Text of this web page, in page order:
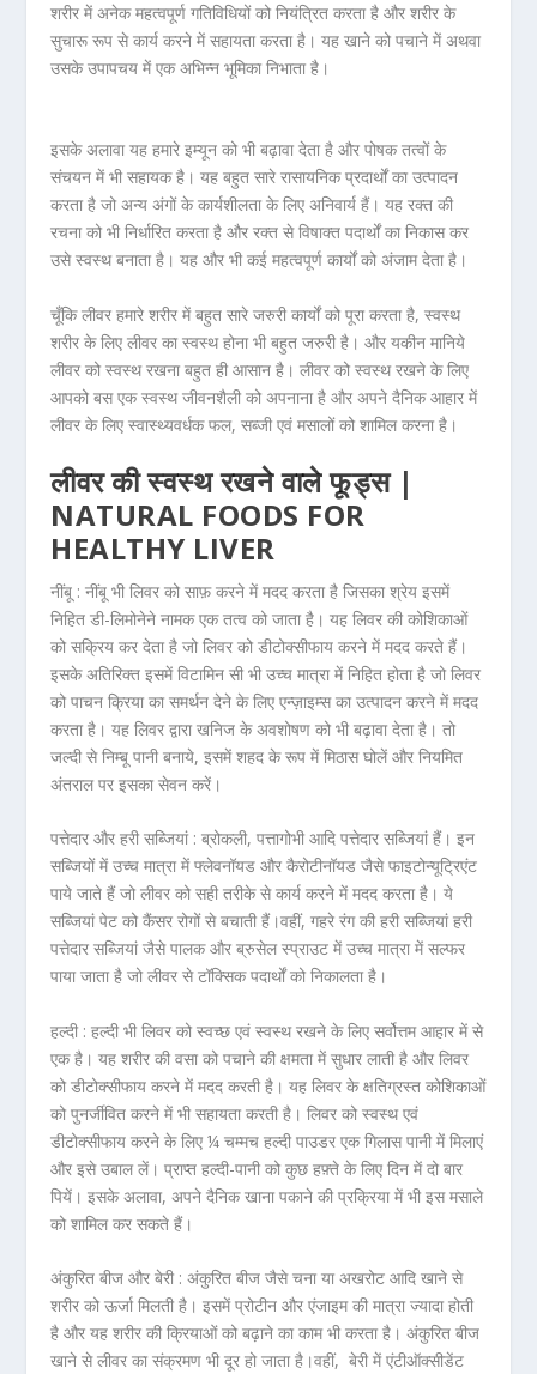
शरीर में अनेक महत्वपूर्ण गतिविधियों को नियंत्रित करता है और शरीर के
सुचारू रूप से कार्य करने में सहायता करता है। यह खाने को पचाने में अथवा
उसके उपापचय में एक अभिन्न भूमिका निभाता है।
इसके अलावा यह हमारे इम्यून को भी बढ़ावा देता है और पोषक तत्वों के
संचयन में भी सहायक है। यह बहुत सारे रासायनिक प्रदार्थों का उत्पादन
करता है जो अन्य अंगों के कार्यशीलता के लिए अनिवार्य हैं। यह रक्त की
रचना को भी निर्धारित करता है और रक्त से विषाक्त पदार्थों का निकास कर
उसे स्वस्थ बनाता है। यह और भी कई महत्वपूर्ण कार्यों को अंजाम देता है।
चूँकि लीवर हमारे शरीर में बहुत सारे जरुरी कार्यों को पूरा करता है, स्वस्थ
शरीर के लिए लीवर का स्वस्थ होना भी बहुत जरुरी है। और यकीन मानिये
लीवर को स्वस्थ रखना बहुत ही आसान है। लीवर को स्वस्थ रखने के लिए
आपको बस एक स्वस्थ जीवनशैली को अपनाना है और अपने दैनिक आहार में
लीवर के लिए स्वास्थ्यवर्धक फल, सब्जी एवं मसालों को शामिल करना है।
लीवर की स्वस्थ रखने वाले फूड्स |
NATURAL FOODS FOR
HEALTHY LIVER
नींबू :नींबू भी लिवर को साफ़ करने में मदद करता है जिसका श्रेय इसमें
निहित डी-लिमोनेने नामक एक तत्व को जाता है। यह लिवर की कोशिकाओं
को सक्रिय कर देता है जो लिवर को डीटोक्सीफाय करने में मदद करते हैं।
इसके अतिरिक्त इसमें विटामिन सी भी उच्च मात्रा में निहित होता है जो लिवर
को पाचन क्रिया का समर्थन देने के लिए एन्ज़ाइम्स का उत्पादन करने में मदद
करता है। यह लिवर द्वारा खनिज के अवशोषण को भी बढ़ावा देता है। तो
जल्दी से निम्बू पानी बनाये, इसमें शहद के रूप में मिठास घोलें और नियमित
अंतराल पर इसका सेवन करें।
पत्तेदार और हरी सब्जियां :ब्रोकली, पत्तागोभी आदि पत्तेदार सब्जियां हैं। इन
सब्जियों में उच्च मात्रा में फ्लेवनॉयड और कैरोटीनॉयड जैसे फाइटोन्यूट्रिएंट
पाये जाते हैं जो लीवर को सही तरीके से कार्य करने में मदद करता है। ये
सब्जियां पेट को कैंसर रोगों से बचाती हैं।वहीं, गहरे रंग की हरी सब्जियां हरी
पत्तेदार सब्जियां जैसे पालक और ब्रुसेल स्प्राउट में उच्च मात्रा में सल्फर
पाया जाता है जो लीवर से टॉक्सिक पदार्थों को निकालता है।
हल्दी :हल्दी भी लिवर को स्वच्छ एवं स्वस्थ रखने के लिए सर्वोत्तम आहार में से
एक है। यह शरीर की वसा को पचाने की क्षमता में सुधार लाती है और लिवर
को डीटोक्सीफाय करने में मदद करती है। यह लिवर के क्षतिग्रस्त कोशिकाओं
को पुनर्जीवित करने में भी सहायता करती है। लिवर को स्वस्थ एवं
डीटोक्सीफाय करने के लिए ¼ चम्मच हल्दी पाउडर एक गिलास पानी में मिलाएं
और इसे उबाल लें। प्राप्त हल्दी-पानी को कुछ हफ़्ते के लिए दिन में दो बार
पियें। इसके अलावा, अपने दैनिक खाना पकाने की प्रक्रिया में भी इस मसाले
को शामिल कर सकते हैं।
अंकुरित बीज और बेरी :अंकुरित बीज जैसे चना या अखरोट आदि खाने से
शरीर को ऊर्जा मिलती है। इसमें प्रोटीन और एंजाइम की मात्रा ज्यादा होती
है और यह शरीर की क्रियाओं को बढ़ाने का काम भी करता है। अंकुरित बीज
खाने से लीवर का संक्रमण भी दूर हो जाता है।वहीं, बेरी में एंटीऑक्सीडेंट